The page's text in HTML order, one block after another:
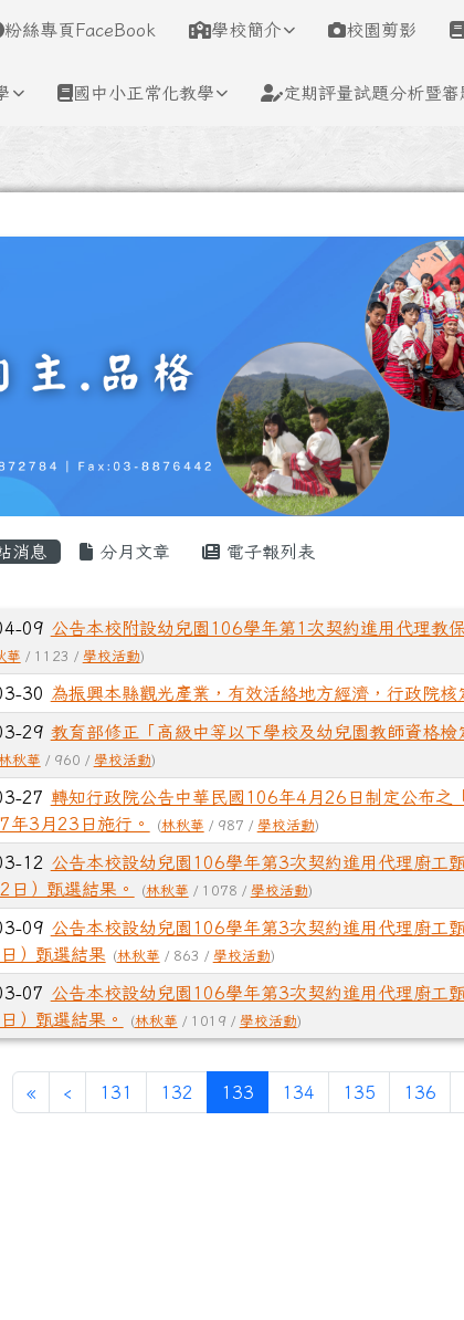
民小學
粉絲專頁FaceBook 學校簡介 校園剪影
國中小正常化教學 定期評量試題分析暨
區域
消息 分月文章 電子報列表
列表
09 公告本校附設幼兒園106學年第1次契約進用代理教
華 / 1123 / 學校活動)
30 為振興本縣觀光產業，有效活絡地方經濟，行政院核
29 教育部修正「高級中等以下學校及幼兒園教師資格
秋華 / 960 / 學校活動)
27 轉知行政院公告中華民國106年4月26日制定公布之
年3月23日施行。
(林秋華 / 987 / 學校活動)
12 公告本校設幼兒園106學年第3次契約進用代理廚工
日）甄選結果。
(林秋華 / 1078 / 學校活動)
09 公告本校設幼兒園106學年第3次契約進用代理廚工
）甄選結果
(林秋華 / 863 / 學校活動)
07 公告本校設幼兒園106學年第3次契約進用代理廚工
）甄選結果。
(林秋華 / 1019 / 學校活動)
«第一頁
‹上一頁
131 132 133(目前頁次)
134 135 136